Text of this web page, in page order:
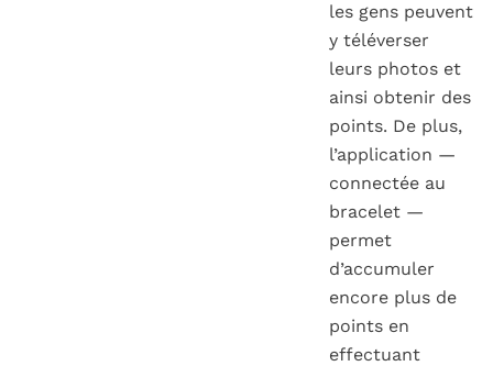
les gens peuvent
y téléverser
leurs photos et
ainsi obtenir des
points. De plus,
l’application —
connectée au
bracelet —
permet
d’accumuler
encore plus de
points en
effectuant